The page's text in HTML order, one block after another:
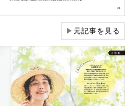
▶元記事を見る